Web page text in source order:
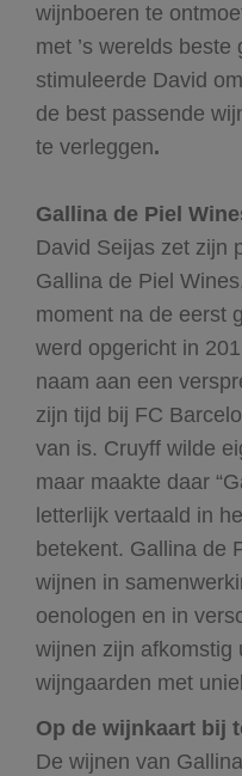
wijnboeren te
met ’s werelds
stimuleerde David
de best passende
te verleggen.
Gallina de Piel
David Seijas zet zijn
Gallina de Piel
moment na de eerst
werd opgericht in
naam aan een
zijn tijd bij FC
van is. Cruyff wilde
maar maakte daar
letterlijk vertaald in
betekent. Gallina de
wijnen in
oenologen en in
wijnen zijn afkomstig
wijngaarden met
Op de wijnkaart bij
De wijnen van